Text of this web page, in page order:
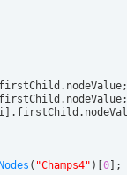
i
( "Champs4" ) 0
;